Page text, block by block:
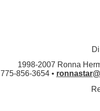
1998-2007 Ronna
775-856-3654 •